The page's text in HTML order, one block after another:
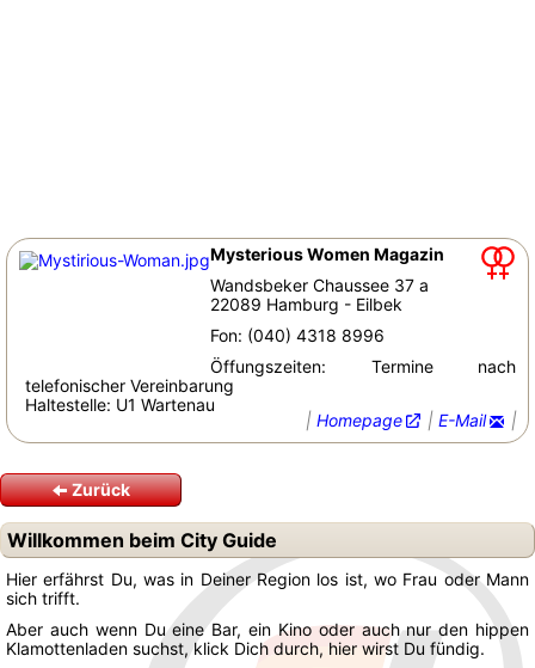
Mysterious Women Magazin
Wandsbeker Chaussee 37 a
22089 Hamburg - Eilbek
Fon: (040) 4318 8996
Öffungszeiten: Termine nach
telefonischer Vereinbarung
Haltestelle: U1 Wartenau
| Homepage | E-Mail |
Zurück
Willkommen beim City Guide
Hier erfährst Du, was in Deiner Region los ist, wo Frau oder Mann
sich trifft.
Aber auch wenn Du eine Bar, ein Kino oder auch nur den hippen
Klamottenladen suchst, klick Dich durch, hier wirst Du fündig.